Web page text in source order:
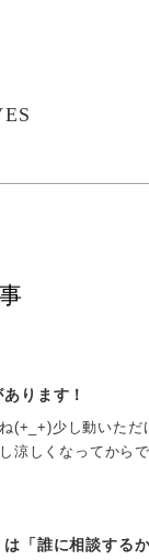
ります！
(+_+)少し動いた
涼しくなってから
「誰に相談する